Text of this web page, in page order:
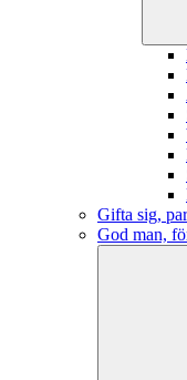
Gifta sig,
God man,